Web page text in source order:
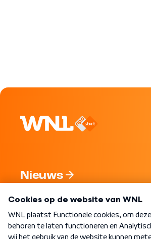
Nieuws
Nieuwsbrief